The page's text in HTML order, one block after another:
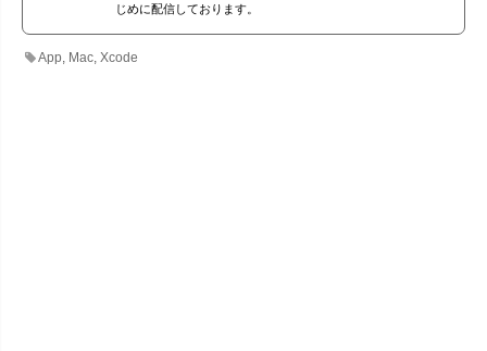
じめに配信しております。
App Mac ,Xcode